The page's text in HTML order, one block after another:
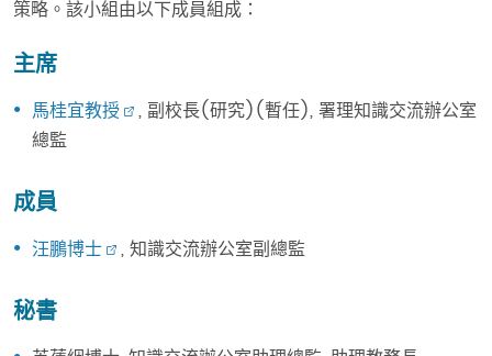
策略。該小組由以下成員組成：
主席
馬桂宜教授
, 副校長(研究)(暫任), 署理知識交流辦公室
總監
成員
汪鵬博士 , 知識交流辦公室副總監
秘書